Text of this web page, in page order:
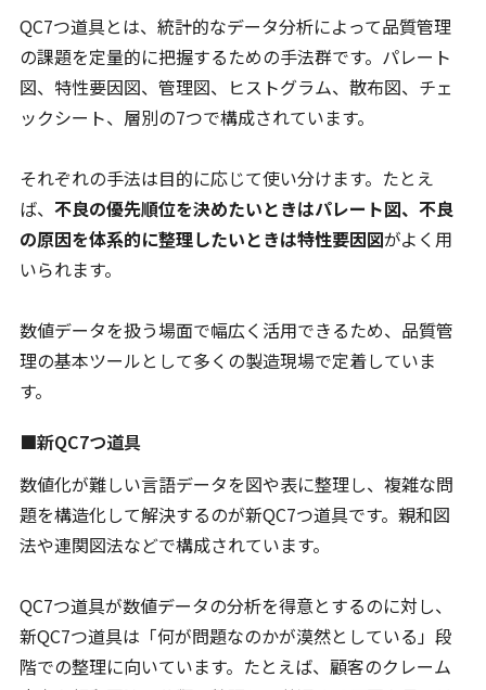
QC7つ道具とは、統計的なデータ分析によって品質管理
の課題を定量的に把握するための手法群です。パレート
図、特性要因図、管理図、ヒストグラム、散布図、チェ
ックシート、層別の7つで構成されています。
それぞれの手法は目的に応じて使い分けます。たとえ
ば、不良の優先順位を決めたいときはパレート図、不良
の原因を体系的に整理したいときは特性要因図がよく用
いられます。
数値データを扱う場面で幅広く活用できるため、品質管
理の基本ツールとして多くの製造現場で定着していま
す。
■新QC7つ道具
数値化が難しい言語データを図や表に整理し、複雑な問
題を構造化して解決するのが新QC7つ道具です。親和図
法や連関図法などで構成されています。
QC7つ道具が数値データの分析を得意とするのに対し、
新QC7つ道具は「何が問題なのかが漠然としている」段
階での整理に向いています。たとえば、顧客のクレーム